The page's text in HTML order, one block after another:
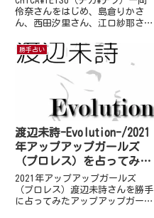
ツ）編
伶奈さんをはじめ、島倉りかさ
ん、西田汐里さん、江口紗耶さん
「CHICA#TETSU（チカテツ）」と
なりました。早速ですが、このグ
ループ名「CHICA#TETSU（チカテ
ツ）」について占...
勝手占い
渡辺未詩-Evolution-/2021
年アップアップガールズ
（プロレス）を占ってみた
（個別）
2021年アップアップガールズ
（プロレス）渡辺未詩さんを勝手
に占ってみたアップアップガール